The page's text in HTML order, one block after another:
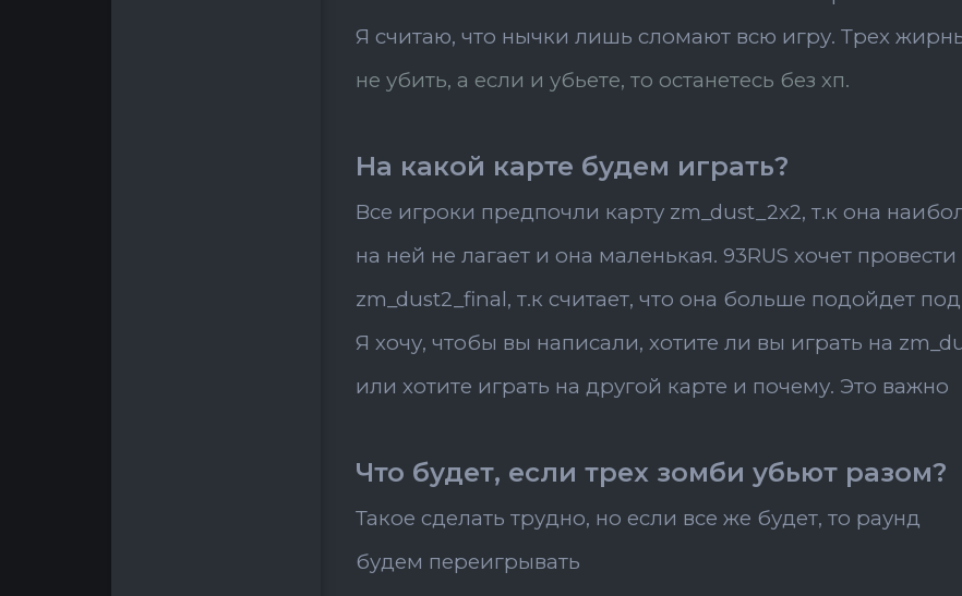
Я считаю, что нычки лишь сломают всю игру. Трех
не убить, а если и убьете, то останетесь без хп.
На какой карте будем играть?
Все игроки предпочли карту zm_dust_2x2, т.к она
на ней не лагает и она маленькая. 93RUS хочет
zm_dust2_final, т.к считает, что она больше подойдет
Я хочу, чтобы вы написали, хотите ли вы играть на
или хотите играть на другой карте и почему. Это важно
Что будет, если трех зомби убьют разом?
Такое сделать трудно, но если все же будет, то раунд
будем переигрывать